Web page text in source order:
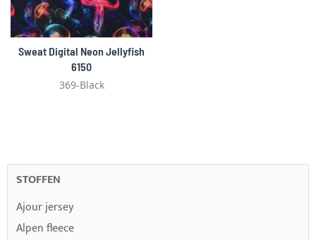
Sweat Digital Neon Jellyfish
6150
369-Black
STOFFEN
Ajour jersey
Alpen fleece